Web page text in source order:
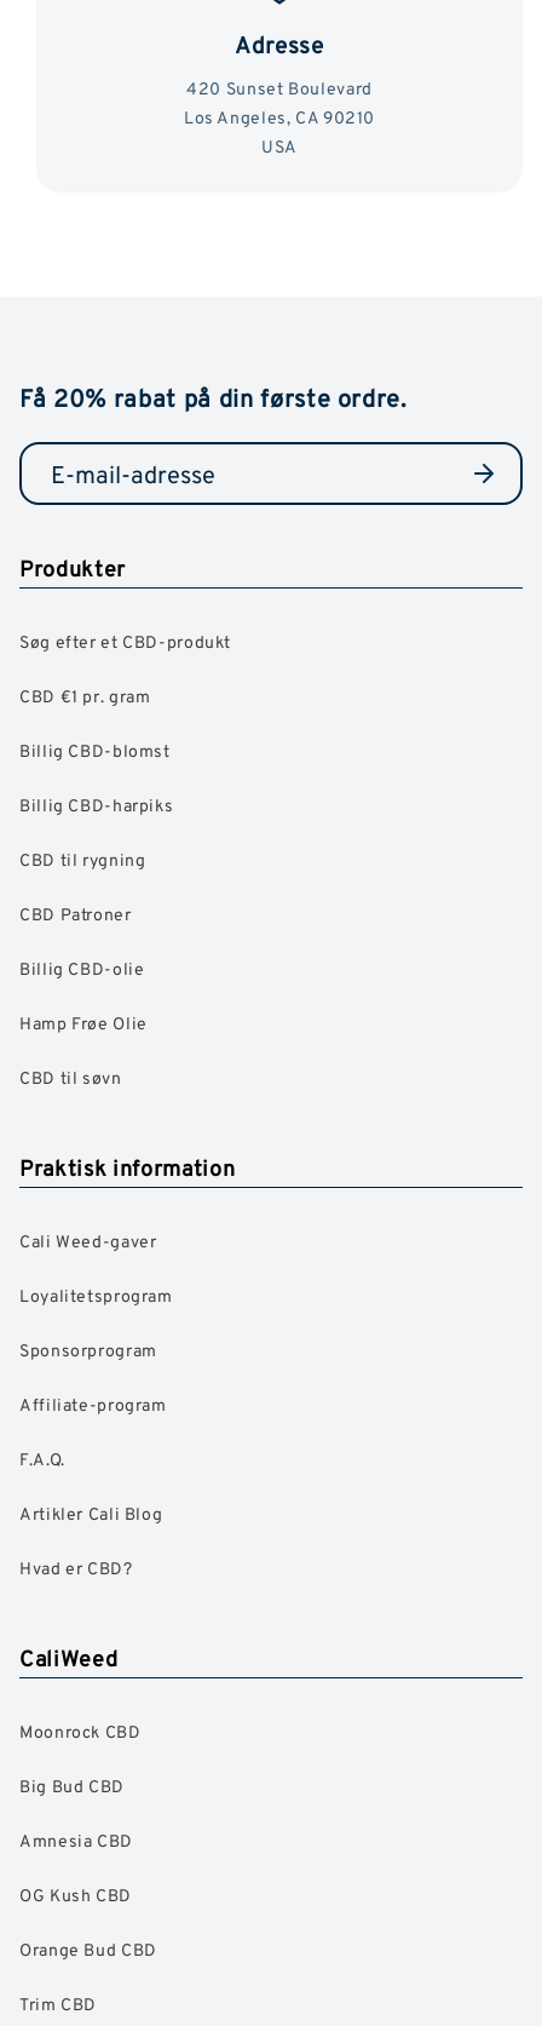
Adresse
420 Sunset Boulevard
Los Angeles, CA 90210
USA
Få 20% rabat på din første ordre.
Produkter
Søg efter et CBD-produkt
CBD €1 pr. gram
Billig CBD-blomst
Billig CBD-harpiks
CBD til rygning
CBD Patroner
Billig CBD-olie
Hamp Frøe Olie
CBD til søvn
Praktisk information
Cali Weed-gaver
Loyalitetsprogram
Sponsorprogram
Affiliate-program
F.A.Q.
Artikler Cali Blog
Hvad er CBD?
CaliWeed
Moonrock CBD
Big Bud CBD
Amnesia CBD
OG Kush CBD
Orange Bud CBD
Trim CBD